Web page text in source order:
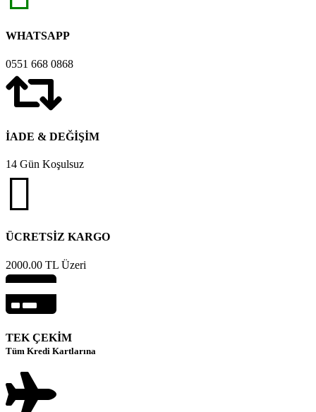
WHATSAPP
0551 668 0868
İADE & DEĞİŞİM
14 Gün Koşulsuz
ÜCRETSİZ KARGO
2000.00 TL Üzeri
TEK ÇEKİM
Tüm Kredi Kartlarına